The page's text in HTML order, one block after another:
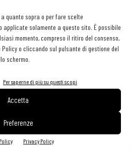
quanto sopra o per fare scelte
solamente a questo sito. È possibile
momento, compreso il ritiro del consenso,
o cliccando sul pulsante di gestione del
schermo.
Per saperne di più su questi scopi
Accetta
Preferenze
Privacy Policy
- Roma
Larossa - Alba
Cristian Magri – Settimo Milanese
Lo Iudice